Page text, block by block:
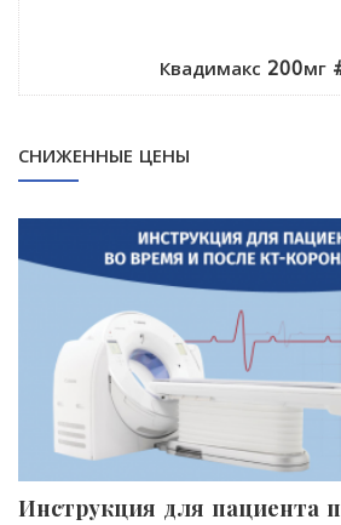
Квадимакс 200мг
СНИЖЕННЫЕ ЦЕНЫ
Инструкция для пациента